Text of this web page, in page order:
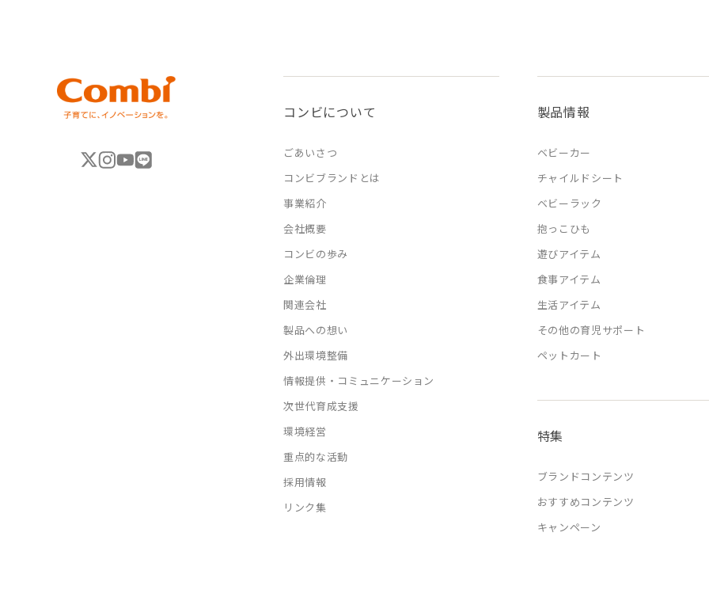
コンビについて
ごあいさつ
コンビブランドとは
事業紹介
会社概要
コンビの歩み
企業倫理
関連会社
製品への想い
外出環境整備
情報提供・コミュニケーション
次世代育成支援
環境経営
重点的な活動
採用情報
リンク集
製品情報
ベビーカー
チャイルドシート
ベビーラック
抱っこひも
遊びアイテム
食事アイテム
生活アイテム
その他の育児サポート
ペットカート
特集
ブランドコンテンツ
おすすめコンテンツ
キャンペーン